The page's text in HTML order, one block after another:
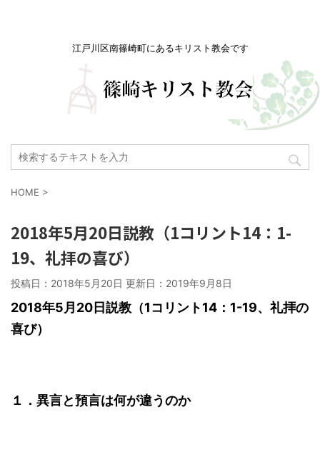
江戸川区南篠崎町にあるキリスト教会です
HOME >
2018年5月20日説教（1コリント14：1-
19、礼拝の喜び）
投稿日：2018年5月20日 更新日： 2019年9月8日
2018年5月20日説教（1コリント14：1-19、礼拝の
喜び）
１．異言と預言は何が違うのか